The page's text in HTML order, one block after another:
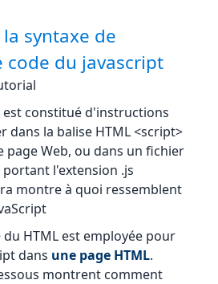
syntaxe de
code du javascript
est constitué d'instructions
dans la balise HTML <script>
page Web, ou dans un fichier
portant l'extension .js
montre à quoi ressemblent
du HTML est employée pour
dans une page HTML.
montrent comment